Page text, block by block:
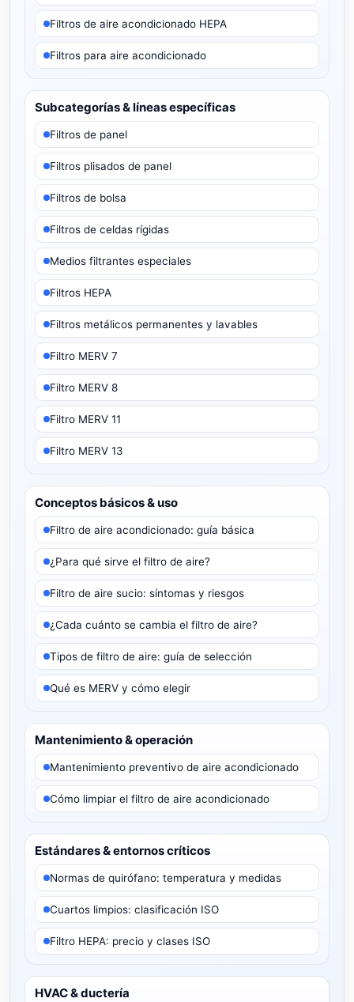
Filtros de aire acondicionado HEPA
Filtros para aire acondicionado
Subcategorías & líneas específicas
Filtros de panel
Filtros plisados de panel
Filtros de bolsa
Filtros de celdas rígidas
Medios filtrantes especiales
Filtros HEPA
Filtros metálicos permanentes y lavables
Filtro MERV 7
Filtro MERV 8
Filtro MERV 11
Filtro MERV 13
Conceptos básicos & uso
Filtro de aire acondicionado: guía básica
¿Para qué sirve el filtro de aire?
Filtro de aire sucio: síntomas y riesgos
¿Cada cuánto se cambia el filtro de aire?
Tipos de filtro de aire: guía de selección
Qué es MERV y cómo elegir
Mantenimiento & operación
Mantenimiento preventivo de aire acondicionado
Cómo limpiar el filtro de aire acondicionado
Estándares & entornos críticos
Normas de quirófano: temperatura y medidas
Cuartos limpios: clasificación ISO
Filtro HEPA: precio y clases ISO
HVAC & ductería